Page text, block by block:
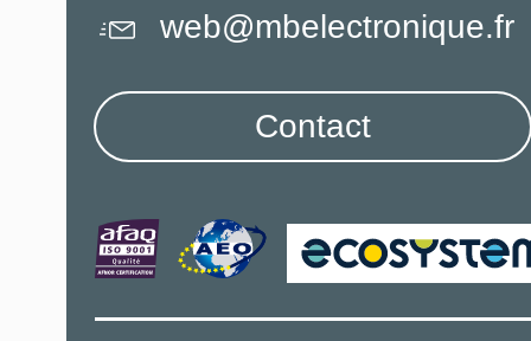
web@mbelectronique.fr
Contact